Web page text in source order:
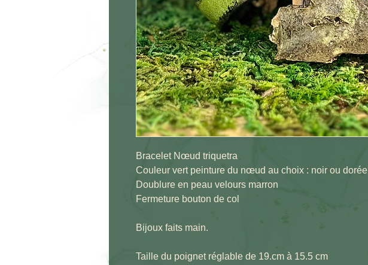
Bracelet Nœud triquetra
Couleur vert peinture du nœud au choix : noir ou dorée
Doublure en peau velours marron
Fermeture bouton de col
Bijoux faits main.
Taille du poignet réglable de 19.cm à 15.5 cm